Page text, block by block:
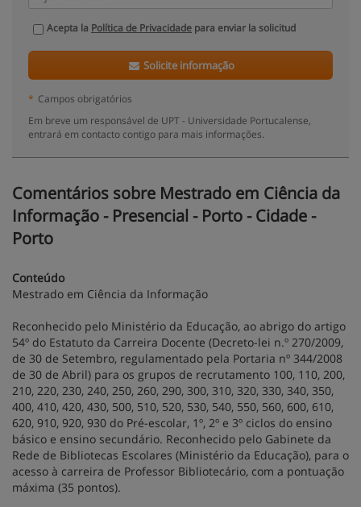
Acepta la Política de Privacidade para enviar la solicitud
Solicite informação
* Campos obrigatórios
Em breve um responsável de UPT - Universidade Portucalense,
entrará em contacto contigo para mais informações.
Comentários sobre Mestrado em Ciência da
Informação - Presencial - Porto - Cidade -
Porto
Conteúdo
Mestrado em Ciência da Informação
Reconhecido pelo Ministério da Educação, ao abrigo do artigo
54º do Estatuto da Carreira Docente (Decreto-lei n.º 270/2009,
de 30 de Setembro, regulamentado pela Portaria nº 344/2008
de 30 de Abril) para os grupos de recrutamento 100, 110, 200,
210, 220, 230, 240, 250, 260, 290, 300, 310, 320, 330, 340, 350,
400, 410, 420, 430, 500, 510, 520, 530, 540, 550, 560, 600, 610,
620, 910, 920, 930 do Pré-escolar, 1º, 2º e 3º ciclos do ensino
básico e ensino secundário. Reconhecido pelo Gabinete da
Rede de Bibliotecas Escolares (Ministério da Educação), para o
acesso à carreira de Professor Bibliotecário, com a pontuação
máxima (35 pontos).